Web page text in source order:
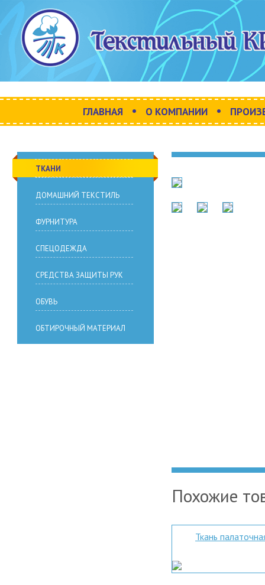
ГЛАВНАЯ • О КОМПАНИИ •
Похожие
Ткань
ТКАНИ
ДОМАШНИЙ ТЕКСТИЛЬ
ФУРНИТУРА
СПЕЦОДЕЖДА
СРЕДСТВА ЗАЩИТЫ РУК
ОБУВЬ
ОБТИРОЧНЫЙ МАТЕРИАЛ